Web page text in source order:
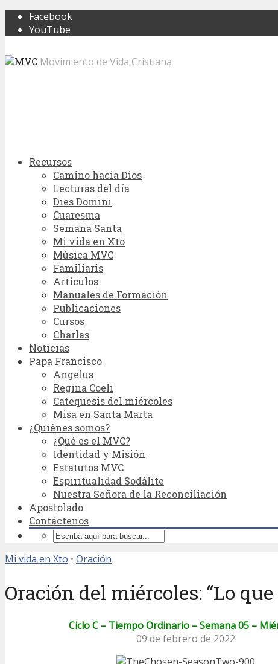
Facebook
YouTube
Movimiento de Vida Cristiana
Recursos
Camino hacia Dios
Lecturas del día
Dies Domini
Cuaresma
Semana Santa
Mi vida en Xto
Música MVC
Familiaris
Artículos
Manuales de Formación
Publicaciones
Cursos
Charlas
Noticias
Papa Francisco
Angelus
Regina Coeli
Catequesis del miércoles
Misa en Santa Marta
¿Quiénes somos?
¿Qué es el MVC?
Identidad y Misión
Estatutos MVC
Espiritualidad Sodálite
Nuestra Señora de la Reconciliación
Apostolado
Contáctenos
Mi vida en Xto • Oración
Oración del miércoles: “Lo
Ciclo C – Tiempo Ordinario – Semana 05 –
09 de febrero de 2022